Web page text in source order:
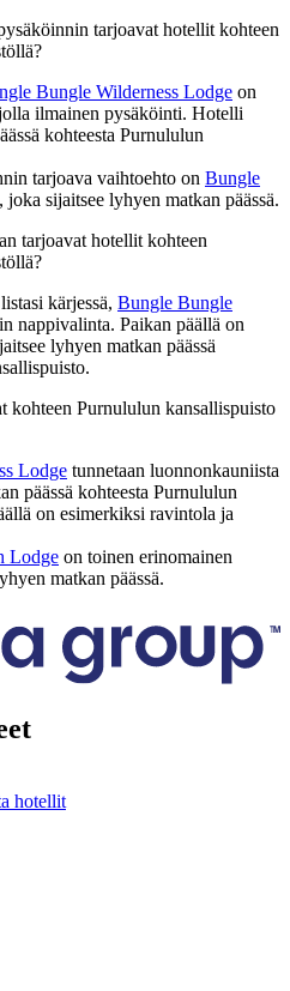
tarjoavat hotellit kohteen
Bungle Wilderness Lodge on
ilmainen pysäköinti. Hotelli
kohteesta Purnululun
tarjoava vaihtoehto on Bungle
, joka sijaitsee lyhyen matkan päässä.
tarjoavat hotellit kohteen
kärjessä, Bungle Bungle
nappivalinta. Paikan päällä on
lyhyen matkan päässä
kohteen Purnululun kansallispuisto
Lodge tunnetaan luonnonkauniista
päässä kohteesta Purnululun
on esimerkiksi ravintola ja
Lodge on toinen erinomainen
matkan päässä.
hotellit